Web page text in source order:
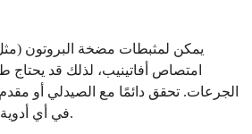
يمكن لمثبطات مضخة البروتون
امتصاص أفاتينيب، لذلك قد يحتاج
الجرعات. تحقق دائمًا مع الصيدلي أو
في أي أدوية جديدة أثناء تناول أفاتينيب.